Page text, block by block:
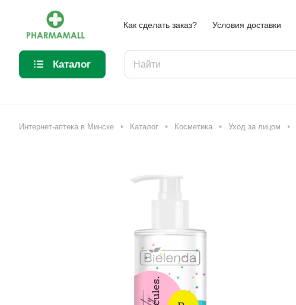
Как сделать заказ? Условия доставки
Каталог
Интернет-аптека в Минске Каталог Косметика Уход за лицом